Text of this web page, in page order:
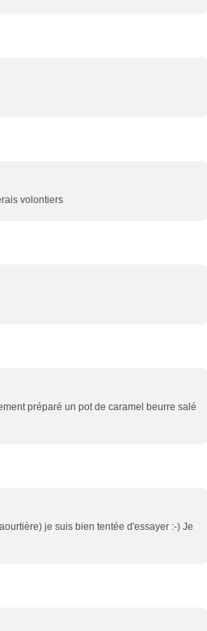
volontiers
préparé un pot de caramel beurre salé
je suis bien tentée d'essayer :-) Je